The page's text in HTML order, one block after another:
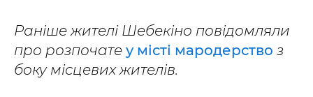
Раніше жителі Шебекіно повідомляли
про розпочате у місті мародерство з
боку місцевих жителів.